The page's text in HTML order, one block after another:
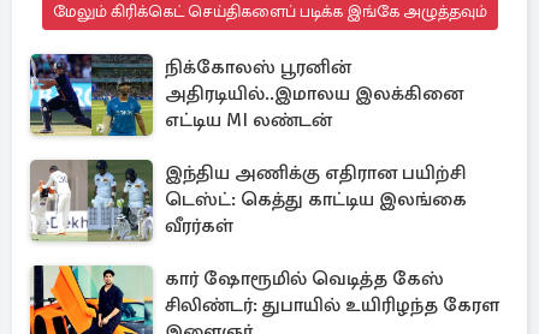
மேலும் கிரிக்கெட் செய்திகளைப் படிக்க இங்கே அழுத்தவும்
நிக்கோலஸ் பூரனின்
அதிரடியில்..இமாலய இலக்கினை
எட்டிய MI லண்டன்
இந்திய அணிக்கு எதிரான பயிற்சி
டெஸ்ட்: கெத்து காட்டிய இலங்கை
வீரர்கள்
கார் ஷோரூமில் வெடித்த கேஸ்
சிலிண்டர்: துபாயில் உயிரிழந்த கேரள